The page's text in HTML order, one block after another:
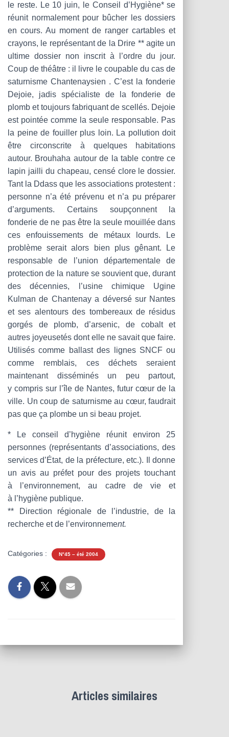
le reste. Le 10 juin, le Conseil d’Hygiène* se
réunit normalement pour bûcher les dossiers
en cours. Au moment de ranger cartables et
crayons, le représentant de la Drire ** agite un
ultime dossier non inscrit à l’ordre du jour.
Coup de théâtre : il livre le coupable du cas de
saturnisme Chantenaysien . C’est la fonderie
Dejoie, jadis spécialiste de la fonderie de
plomb et toujours fabriquant de scellés. Dejoie
est pointée comme la seule responsable. Pas
la peine de fouiller plus loin. La pollution doit
être circonscrite à quelques habitations
autour. Brouhaha autour de la table contre ce
lapin jailli du chapeau, censé clore le dossier.
Tant la Ddass que les associations protestent :
personne n’a été prévenu et n’a pu préparer
d’arguments. Certains soupçonnent la
fonderie de ne pas être la seule mouillée dans
ces enfouissements de métaux lourds. Le
problème serait alors bien plus gênant. Le
responsable de l’union départementale de
protection de la nature se souvient que, durant
des décennies, l’usine chimique Ugine
Kulman de Chantenay a déversé sur Nantes
et ses alentours des tombereaux de résidus
gorgés de plomb, d’arsenic, de cobalt et
autres joyeusetés dont elle ne savait que faire.
Utilisés comme ballast des lignes SNCF ou
comme remblais, ces déchets seraient
maintenant disséminés un peu partout,
y compris sur l’île de Nantes, futur cœur de la
ville. Un coup de saturnisme au cœur, faudrait
pas que ça plombe un si beau projet.
* Le conseil d’hygiène réunit environ 25
personnes (représentants d’associations, des
services d’État, de la préfecture, etc.). Il donne
un avis au préfet pour des projets touchant
à l’environnement, au cadre de vie et
à l’hygiène publique.
** Direction régionale de l’industrie, de la
recherche et de l’environnement.
Catégories : N°45 – été 2004
Articles similaires